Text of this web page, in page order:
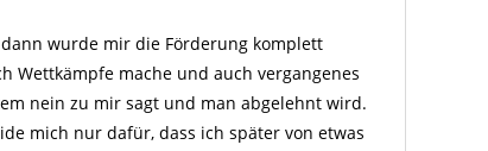
wurde mir die Förderung komplett
Wettkämpfe mache und auch vergangenes
nein zu mir sagt und man abgelehnt wird.
mich nur dafür, dass ich später von etwas